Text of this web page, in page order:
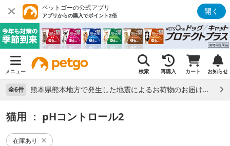
ペットゴーの公式アプリ
アプリからの購入でポイント2倍 開く
メニュー 検索 再購入 カート お知らせ
全6件 熊本県熊本地方で発生した地震によるお荷物のお届け状況について （7/28）
猫用 ： pHコントロール2
在庫あり